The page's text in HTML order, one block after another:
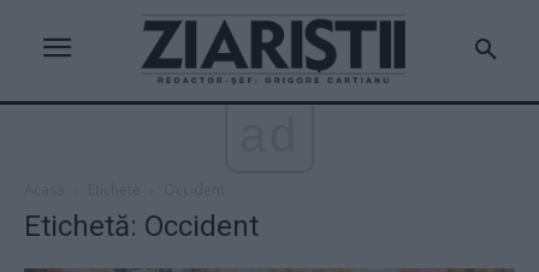
Etichetă: Occident